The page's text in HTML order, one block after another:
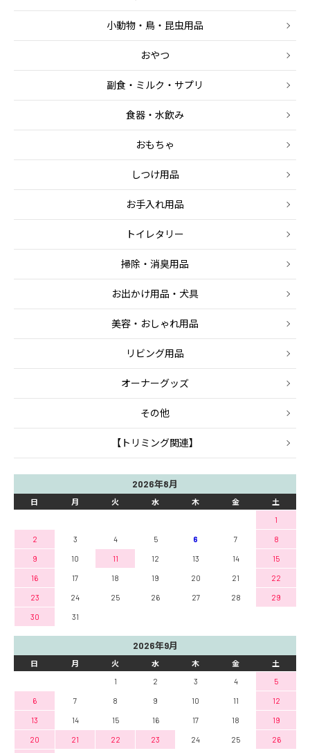
小動物・鳥・昆虫用品
おやつ
副食・ミルク・サプリ
食器・水飲み
おもちゃ
しつけ用品
お手入れ用品
トイレタリー
掃除・消臭用品
お出かけ用品・犬具
美容・おしゃれ用品
リビング用品
オーナーグッズ
その他
【トリミング関連】
2026年8月
日 月 火 水 木 金
土
1
2 3 4 5 6 7 8
9 10 11 12 13 14 15
16 17 18 19 20 21 22
23 24 25 26 27 28 29
30 31
2026年9月
日 月 火 水 木 金
土
1
2 3 4 5
6 7 8 9 10 11 12
13 14 15 16 17 18 19
20 21 22 23 24 25 26